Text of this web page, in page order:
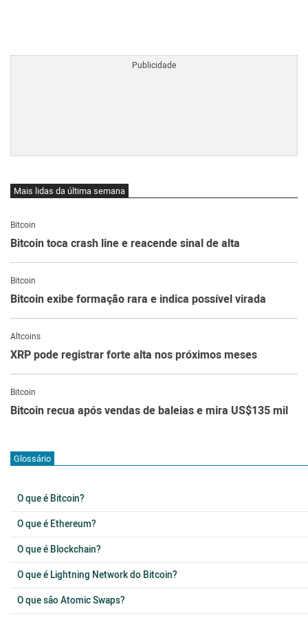
Mais lidas da última semana
Bitcoin
Bitcoin toca crash line e reacende sinal de alta
Bitcoin
Bitcoin exibe formação rara e indica possível virada
Altcoins
XRP pode registrar forte alta nos próximos meses
Bitcoin
Bitcoin recua após vendas de baleias e mira US$135 mil
Glossário
O que é Bitcoin?
O que é Ethereum?
O que é Blockchain?
O que é Lightning Network do Bitcoin?
O que são Atomic Swaps?